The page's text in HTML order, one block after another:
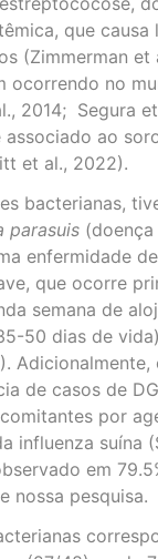
que causa
(Zimmerman et
ocorrendo no
2014; Segura
associado ao
et al., 2022).
bacterianas,
parasuis
enfermidade
que ocorre
semana de
50 dias de
Adicionalmente,
de casos de
por
influenza suína
em
nossa pesquisa.